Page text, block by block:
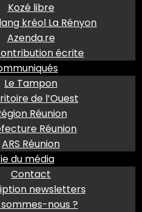
Kozé libre
kréol La Rényon
Azenda.re
écrite
Le Tampon
de l’Ouest
Réunion
Réunion
ARS Réunion
du média
Contact
newsletters
sommes-nous ?